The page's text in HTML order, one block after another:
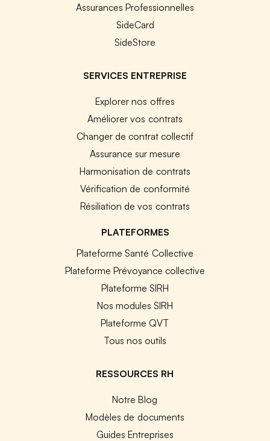
Assurances Professionnelles
SideCard
SideStore
SERVICES ENTREPRISE
Explorer nos offres
Améliorer vos contrats
Changer de contrat collectif
Assurance sur mesure
Harmonisation de contrats
Vérification de conformité
Résiliation de vos contrats
PLATEFORMES
Plateforme Santé Collective
Plateforme Prévoyance collective
Plateforme SIRH
Nos modules SIRH
Plateforme QVT
Tous nos outils
RESSOURCES RH
Notre Blog
Modèles de documents
Guides Entreprises